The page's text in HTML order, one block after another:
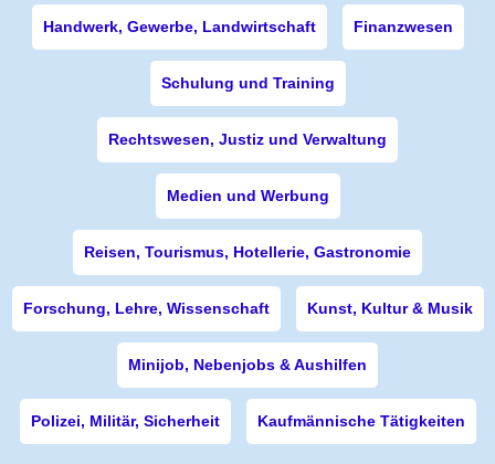
Handwerk, Gewerbe, Landwirtschaft Finanzwesen
Schulung und Training
Rechtswesen, Justiz und Verwaltung
Medien und Werbung
Reisen, Tourismus, Hotellerie, Gastronomie
Forschung, Lehre, Wissenschaft Kunst, Kultur & Musik
Minijob, Nebenjobs & Aushilfen
Polizei, Militär, Sicherheit Kaufmännische Tätigkeiten